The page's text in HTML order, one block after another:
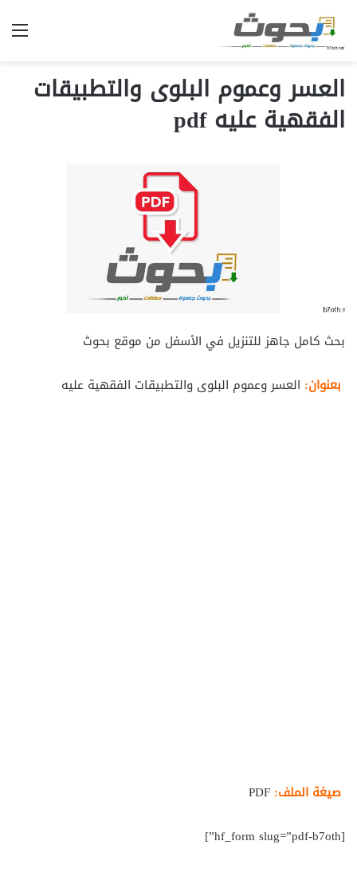
العسر وعموم البلوى والتطبيقات
الفقهية عليه pdf
بحث كامل جاهز للتنزيل في الأسفل من موقع بحوث
بعنوان: العسر وعموم البلوى والتطبيقات الفقهية عليه
صيغة الملف:
[hf_form slug=”pdf-b7oth”]